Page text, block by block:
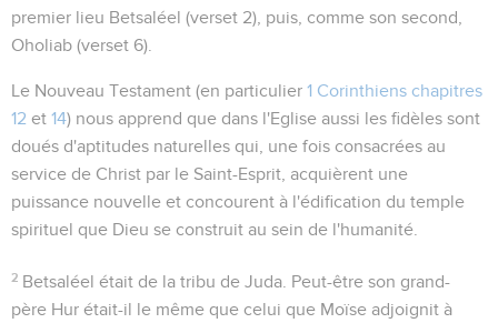
premier lieu Betsaléel (verset 2), puis, comme son second,
Oholiab (verset 6).
Le Nouveau Testament (en particulier 1 Corinthiens chapitres
12 et 14) nous apprend que dans l'Eglise aussi les fidèles sont
doués d'aptitudes naturelles qui, une fois consacrées au
service de Christ par le Saint-Esprit, acquièrent une
puissance nouvelle et concourent à l'édification du temple
spirituel que Dieu se construit au sein de l'humanité.
2 Betsaléel était de la tribu de Juda. Peut-être son grand-
père Hur était-il le même que celui que Moïse adjoignit à